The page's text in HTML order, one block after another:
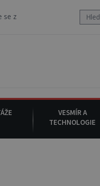
podivná rosolovitá látka
VESMÍR A
TECHNOLOGIE